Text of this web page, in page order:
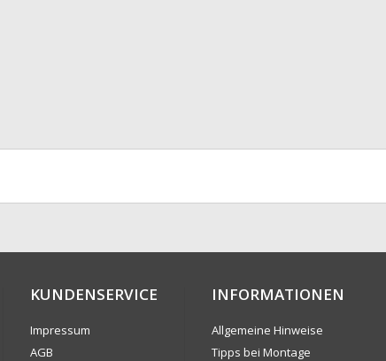
KUNDENSERVICE
Impressum
AGB
INFORMATIONEN
Allgemeine Hinweise
Tipps bei Montage